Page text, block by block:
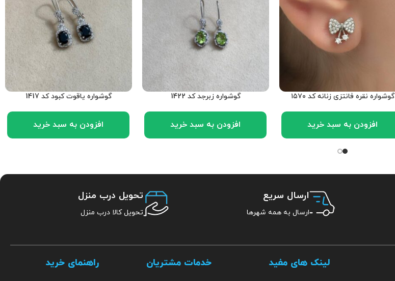
گوشواره نقره فانتزی زنانه کد ۱۵۷۰
افزودن به سبد خرید
گوشواره زبرجد کد 1422
افزودن به سبد خرید
گوشواره یاقوت کبود کد 1417
افزودن به سبد خرید
ارسال سریع
ارسال به همه شهرها
تحویل درب منزل
تحویل کالا درب منزل
لینک های مفید خدمات مشتریان راهنمای خرید